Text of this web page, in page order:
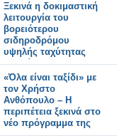
Ξεκινά η δοκιμαστική
λειτουργία του
βορειότερου
σιδηροδρόμου
υψηλής ταχύτητας
της Κίνας.
«Όλα είναι ταξίδι» με
τον Χρήστο
Ανθόπουλο – Η
περιπέτεια ξεκινά στο
νέο πρόγραμμα της